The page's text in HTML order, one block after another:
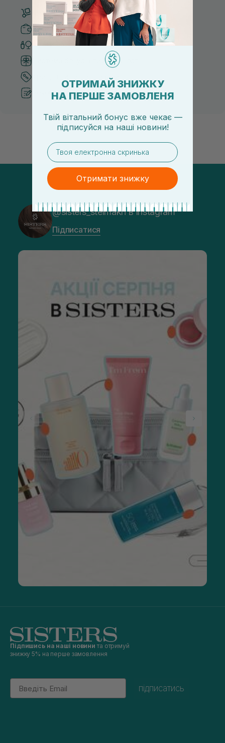
Безкоштовна доставка від 3000 UAH
Безпечні способи оплати
Тільки оригінальна косметика
Система бонусів та лояльності
Кращі ціни та топ товари
Рекомендації від косметологів
@sisters_stelmakh в Instagram
Підписатися
Підпишись на наші новини та отримуй
знижку 5% на перше замовлення
Email
підписатись
ОТРИМАЙ ЗНИЖКУ
НА ПЕРШЕ ЗАМОВЛЕНЯ
Твій вітальний бонус вже чекає —
підписуйся на наші новини!
email
Отримати знижку